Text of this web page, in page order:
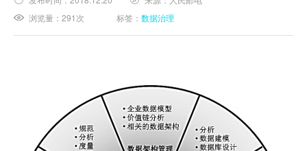
伙伴
400-0011-866
浏览量：291次 标签：数据治理